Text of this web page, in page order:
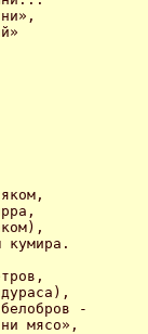
кумира.
-
ни мясо»,